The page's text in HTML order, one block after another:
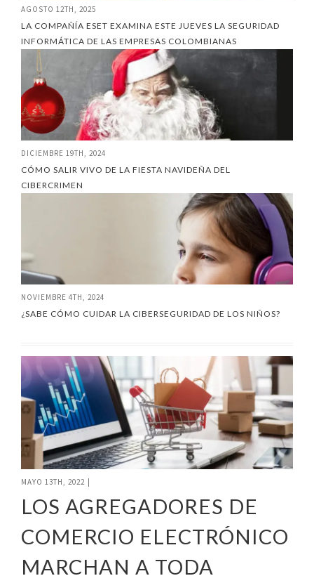
AGOSTO 12TH, 2025
LA COMPAÑÍA ESET EXAMINA ESTE JUEVES LA SEGURIDAD
INFORMÁTICA DE LAS EMPRESAS COLOMBIANAS
DICIEMBRE 19TH, 2024
CÓMO SALIR VIVO DE LA FIESTA NAVIDEÑA DEL
CIBERCRIMEN
NOVIEMBRE 4TH, 2024
¿SABE CÓMO CUIDAR LA CIBERSEGURIDAD DE LOS NIÑOS?
MAYO 13TH, 2022
LOS AGREGADORES DE
COMERCIO ELECTRÓNICO
MARCHAN A TODA